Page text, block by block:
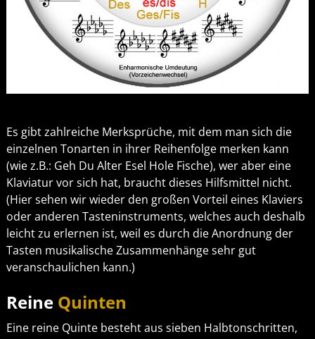
Es gibt zahlreiche Merksprüche, mit dem man sich die
einzelnen Tonarten in ihrer Reihenfolge merken kann
(wie z.B.: Geh Du Alter Esel Hole Fische), wer aber eine
Klaviatur vor sich hat, braucht dieses Hilfsmittel nicht.
(Hier sehen wir wieder den großen Vorteil eines Klaviers
oder anderen Tasteninstruments, welches auch deshalb
leicht zu erlernen ist, weil es durch die Anordnung der
Tasten musikalische Zusammenhänge sehr gut
veranschaulichen kann.)
Reine Quinten
Eine reine Quinte besteht aus sieben Halbtonschritten,